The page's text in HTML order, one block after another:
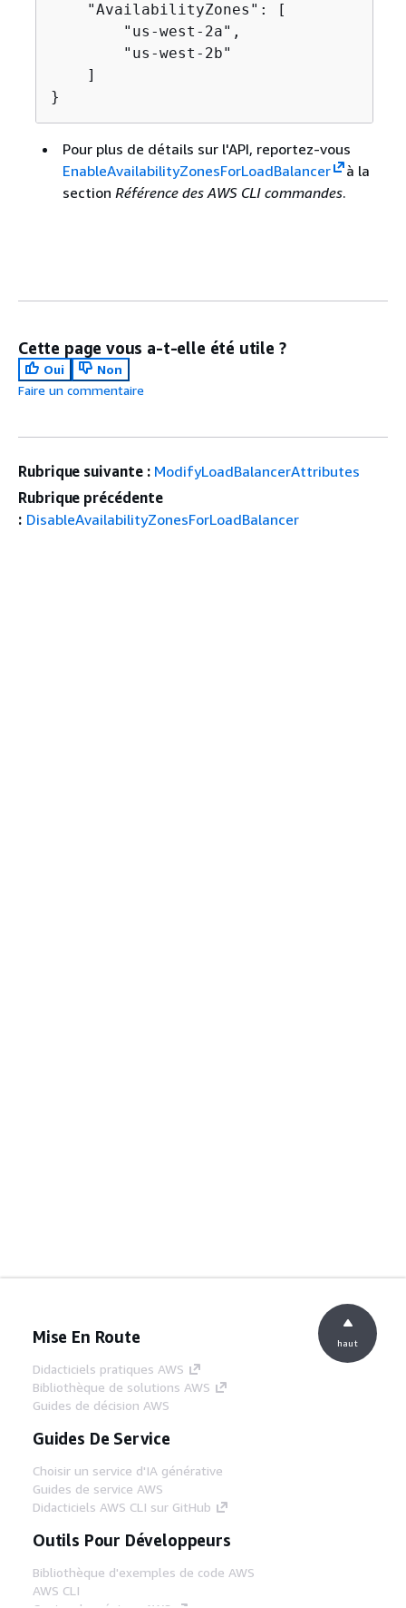
    "AvailabilityZones": [
        "us-west-2a",
        "us-west-2b"
    ]
}
Pour plus de détails sur l'API, reportez-vous
EnableAvailabilityZonesForLoadBalancer
à la
section Référence des AWS CLI commandes.
Cette page vous a-t-elle été utile ?
Oui
Non
Faire un commentaire
Rubrique suivante : ModifyLoadBalancerAttributes
Rubrique précédente
: DisableAvailabilityZonesForLoadBalancer
Mise En Route
Didacticiels pratiques AWS
Bibliothèque de solutions AWS
Guides de décision AWS
Guides De Service
Choisir un service d'IA générative
Guides de service AWS
Didacticiels AWS CLI sur GitHub
Outils Pour Développeurs
Bibliothèque d'exemples de code AWS
AWS CLI
haut